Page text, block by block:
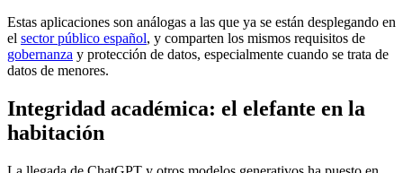
Estas aplicaciones son análogas a las que ya se están desplegando en
el sector público español, y comparten los mismos requisitos de
gobernanza y protección de datos, especialmente cuando se trata de
datos de menores.
Integridad académica: el elefante en la
habitación